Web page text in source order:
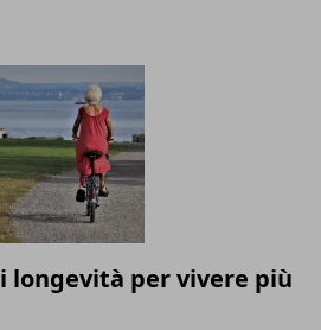
longevità per vivere più